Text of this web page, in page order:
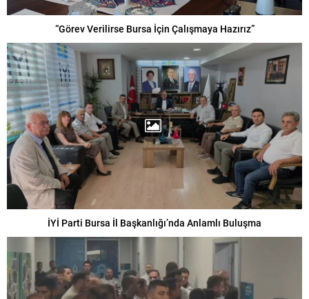
“Görev Verilirse Bursa İçin Çalışmaya Hazırız”
İYİ Parti Bursa İl Başkanlığı’nda Anlamlı Buluşma